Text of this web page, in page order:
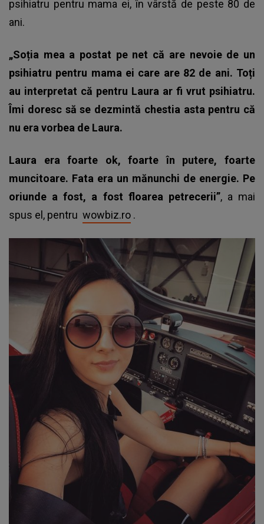
psihiatru pentru mama ei, în vârstă de peste 80 de
ani.
„Soția mea a postat pe net că are nevoie de un
psihiatru pentru mama ei care are 82 de ani. Toți
au interpretat că pentru Laura ar fi vrut psihiatru.
Îmi doresc să se dezmintă chestia asta pentru că
nu era vorbea de Laura.
Laura era foarte ok, foarte în putere, foarte
muncitoare. Fata era un mănunchi de energie. Pe
oriunde a fost, a fost floarea petrecerii”, a mai
spus el, pentru wowbiz.ro .